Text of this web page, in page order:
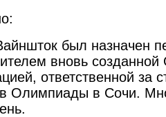
был назначен
вновь
ответственной за
Олимпиады в Сочи.